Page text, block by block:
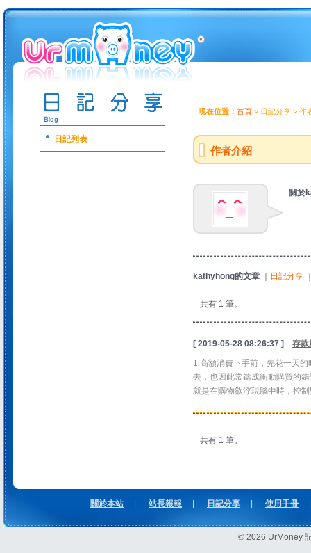
日記列表
現在位置： 首頁> 日記分享 > 作
作者介紹
關於
kathyhong的文章 日記分享
共有 1 筆。
[ 2019-05-28 08:26:37 ]
存款
1.高額消費下手前，先花一天
去，也因此常鑄成衝動購買的
就是在購物欲浮現腦中時，控制
共有 1 筆。
關於本站 站長報報 日記分享 使用手冊
© 2026 UrMoney